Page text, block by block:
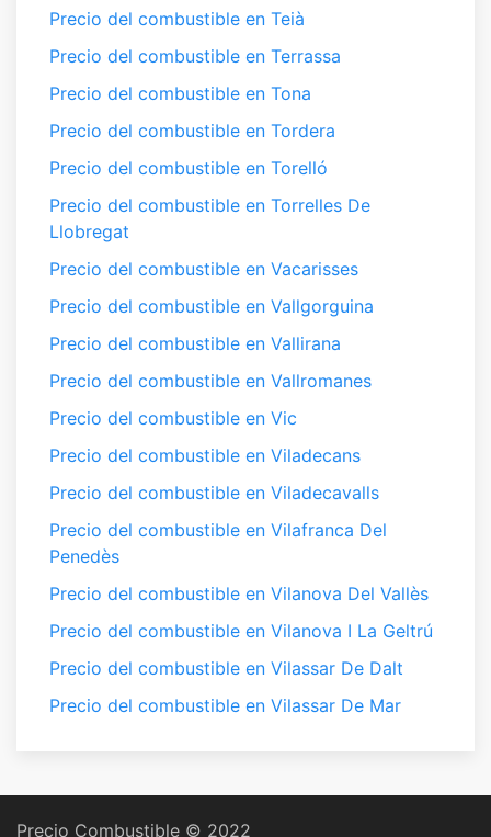
Precio del combustible en Teià
Precio del combustible en Terrassa
Precio del combustible en Tona
Precio del combustible en Tordera
Precio del combustible en Torelló
Precio del combustible en Torrelles De
Llobregat
Precio del combustible en Vacarisses
Precio del combustible en Vallgorguina
Precio del combustible en Vallirana
Precio del combustible en Vallromanes
Precio del combustible en Vic
Precio del combustible en Viladecans
Precio del combustible en Viladecavalls
Precio del combustible en Vilafranca Del
Penedès
Precio del combustible en Vilanova Del Vallès
Precio del combustible en Vilanova I La Geltrú
Precio del combustible en Vilassar De Dalt
Precio del combustible en Vilassar De Mar
Precio Combustible © 2022